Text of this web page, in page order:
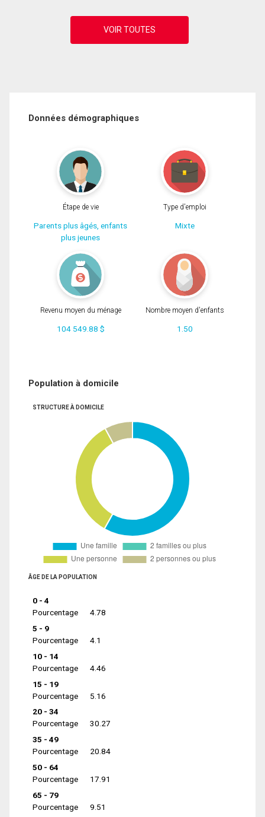
Données démographiques
Étape de vie
Parents plus âgés, enfants
plus jeunes
Type d'emploi
Mixte
Revenu moyen du ménage
104 549.88 $
Nombre moyen d'enfants
1.50
Population à domicile
STRUCTURE À DOMICILE
ÂGE DE LA POPULATION
0 - 4
Pourcentage
4.78
5 - 9
Pourcentage
4.1
10 - 14
Pourcentage
4.46
15 - 19
Pourcentage
5.16
20 - 34
Pourcentage
30.27
35 - 49
Pourcentage
20.84
50 - 64
Pourcentage
17.91
65 - 79
Pourcentage
9.51